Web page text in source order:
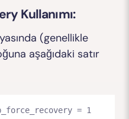
Kullanımı:
(genellikle
aşağıdaki satır